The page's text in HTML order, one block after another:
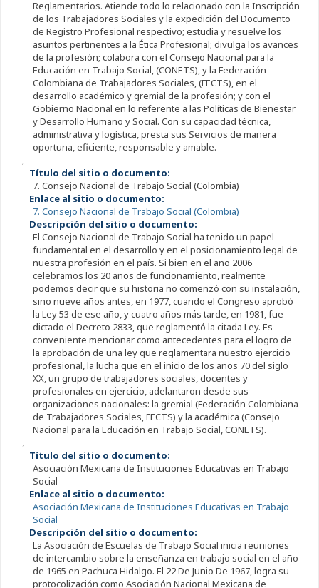
Reglamentarios. Atiende todo lo relacionado con la Inscripción
de los Trabajadores Sociales y la expedición del Documento
de Registro Profesional respectivo; estudia y resuelve los
asuntos pertinentes a la Ética Profesional; divulga los avances
de la profesión; colabora con el Consejo Nacional para la
Educación en Trabajo Social, (CONETS), y la Federación
Colombiana de Trabajadores Sociales, (FECTS), en el
desarrollo académico y gremial de la profesión; y con el
Gobierno Nacional en lo referente a las Políticas de Bienestar
y Desarrollo Humano y Social. Con su capacidad técnica,
administrativa y logística, presta sus Servicios de manera
oportuna, eficiente, responsable y amable.
,
Título del sitio o documento:
7. Consejo Nacional de Trabajo Social (Colombia)
Enlace al sitio o documento:
7. Consejo Nacional de Trabajo Social (Colombia)
Descripción del sitio o documento:
El Consejo Nacional de Trabajo Social ha tenido un papel
fundamental en el desarrollo y en el posicionamiento legal de
nuestra profesión en el país. Si bien en el año 2006
celebramos los 20 años de funcionamiento, realmente
podemos decir que su historia no comenzó con su instalación,
sino nueve años antes, en 1977, cuando el Congreso aprobó
la Ley 53 de ese año, y cuatro años más tarde, en 1981, fue
dictado el Decreto 2833, que reglamentó la citada Ley. Es
conveniente mencionar como antecedentes para el logro de
la aprobación de una ley que reglamentara nuestro ejercicio
profesional, la lucha que en el inicio de los años 70 del siglo
XX, un grupo de trabajadores sociales, docentes y
profesionales en ejercicio, adelantaron desde sus
organizaciones nacionales: la gremial (Federación Colombiana
de Trabajadores Sociales, FECTS) y la académica (Consejo
Nacional para la Educación en Trabajo Social, CONETS).
,
Título del sitio o documento:
Asociación Mexicana de Instituciones Educativas en Trabajo
Social
Enlace al sitio o documento:
Asociación Mexicana de Instituciones Educativas en Trabajo
Social
Descripción del sitio o documento:
La Asociación de Escuelas de Trabajo Social inicia reuniones
de intercambio sobre la enseñanza en trabajo social en el año
de 1965 en Pachuca Hidalgo. El 22 De Junio De 1967, logra su
protocolización como Asociación Nacional Mexicana de